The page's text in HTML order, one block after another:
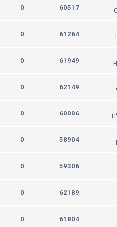
0 60517
0 61264
0 61949
0 62149
0 60006
0 58904
0 59306
0 62189
0 61804